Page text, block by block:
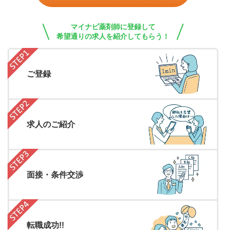
マイナビ薬剤師に登録して
希望通りの求人を紹介してもらう！
ご登録
求人のご紹介
面接・条件交渉
転職成功!!